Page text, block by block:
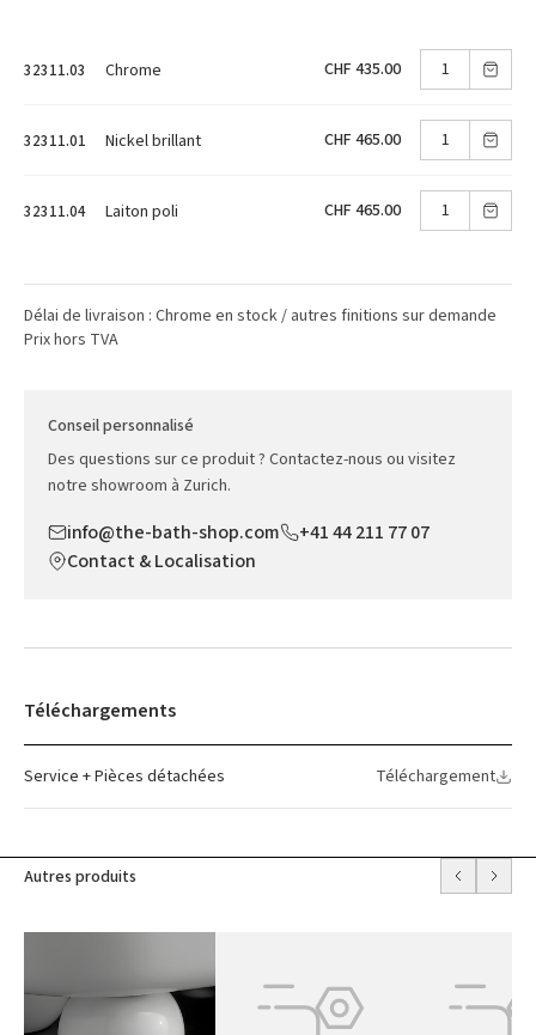
32311.03 Chrome CHF 435.00
32311.01 Nickel brillant CHF 465.00
32311.04 Laiton poli CHF 465.00
Délai de livraison : Chrome en stock / autres finitions sur demande
Prix hors TVA
Conseil personnalisé
Des questions sur ce produit ? Contactez-nous ou visitez
notre showroom à Zurich.
info@the-bath-shop.com
+41 44 211 77 07
Contact & Localisation
Téléchargements
Service + Pièces détachées Téléchargement
Autres produits